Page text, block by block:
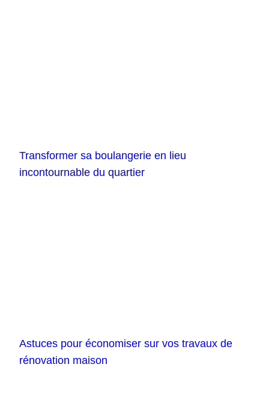
Transformer sa boulangerie en lieu
incontournable du quartier
Astuces pour économiser sur vos travaux de
rénovation maison